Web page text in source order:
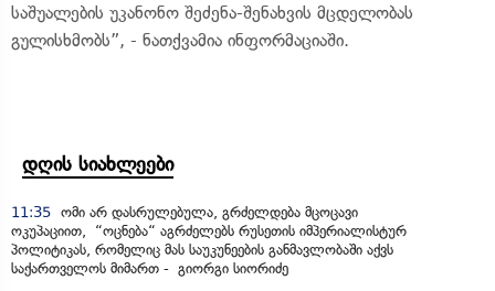
საშუალების უკანონო შეძენა-შენახვის მცდელობას
გულისხმობს”, - ნათქვამია ინფორმაციაში.
დღის სიახლეები
11:35 ომი არ დასრულებულა, გრძელდება მცოცავი
ოკუპაციით, “ოცნება“ აგრძელებს რუსეთის იმპერიალისტურ
პოლიტიკას, რომელიც მას საუკუნეების განმავლობაში აქვს
საქართველოს მიმართ - გიორგი სიორიძე